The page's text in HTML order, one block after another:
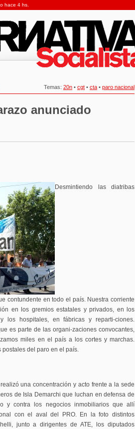
hace 4 hs.
Temas: 20n • cgt • cta • paro nacional
anunciado
Desmintiendo las diatribas
contundente en todo el país. Nuestra corriente
en los gremios estatales y privados, en los
los hospitales, en fábricas y reparti-ciones.
es parte de las organi-zaciones convocantes,
miles en el país a los cortes y marchas.
del paro en el país.
una concentración y acto frente a la sede
de Isla Demarchi que luchan en defensa de
y contra los negocios inmobiliarios que allí
con el aval del PRO. En la foto distintos
junto a dirigentes de ATE, los diputados